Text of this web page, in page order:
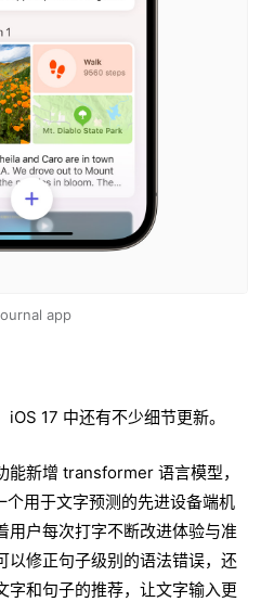
app
17 中还有不少细节更新。
能新增 transformer 语言模型，
用于文字预测的先进设备端机
用户每次打字不断改进体验与准
以修正句子级别的语法错误，还
字和句子的推荐，让文字输入更